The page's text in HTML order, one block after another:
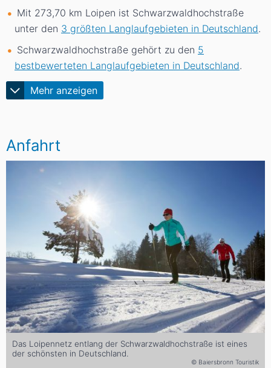
Mehr anzeigen
Mit 273,70 km Loipen ist Schwarzwaldhochstraße
unter den 3 größten Langlaufgebieten in Deutschland.
Schwarzwaldhochstraße gehört zu den 5
bestbewerteten Langlaufgebieten in Deutschland.
Anfahrt
Das Loipennetz entlang der Schwarzwaldhochstraße ist eines
der schönsten in Deutschland.
© Baiersbronn Touristik